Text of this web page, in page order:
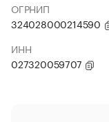
ОГРНИП
324028000214590
ИНН
027320059707